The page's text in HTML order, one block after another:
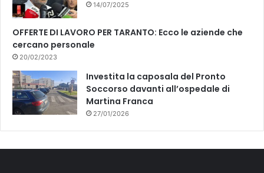
14/07/2025
OFFERTE DI LAVORO PER TARANTO: Ecco le aziende che
cercano personale
20/02/2023
Investita la caposala del Pronto
Soccorso davanti all’ospedale di
Martina Franca
27/01/2026